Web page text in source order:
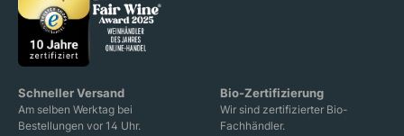
Schneller Versand
Am selben Werktag bei
Bestellungen vor 14 Uhr.
Bio-Zertifizierung
Wir sind zertifizierter Bio-
Fachhändler.